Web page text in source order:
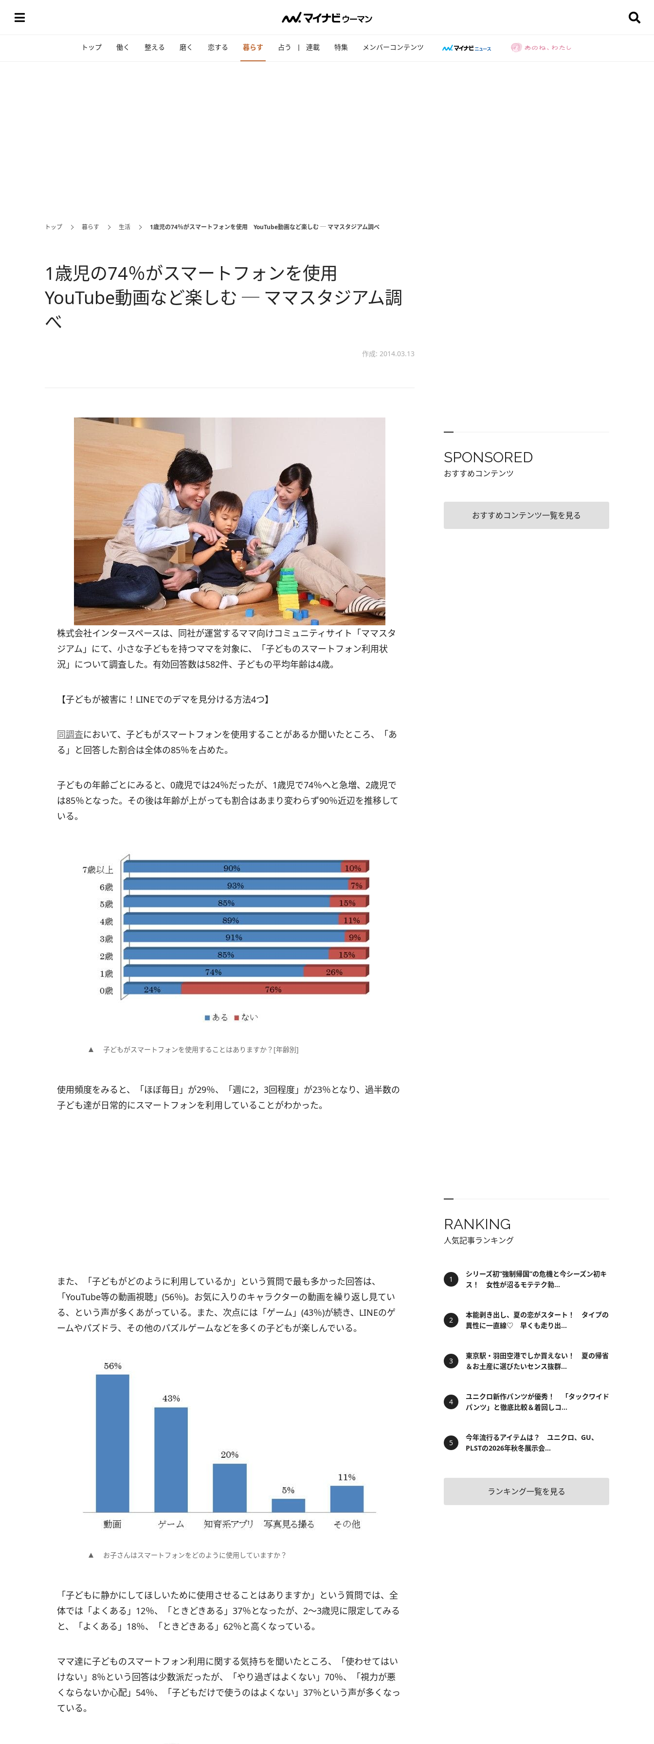
トップ 働く 整える 磨く 恋する 暮らす 占う 連載 特集 メンバーコンテンツ
トップ 暮らす 生活 1歳児の74％がスマートフォンを使用 YouTube動画など楽しむ ─ ママスタジアム調べ
1歳児の74％がスマートフォンを使用
YouTube動画など楽しむ ─ ママスタジアム調
べ
作成: 2014.03.13
株式会社インタースペースは、同社が運営するママ向けコミュニティサイト「ママスタ
ジアム」にて、小さな子どもを持つママを対象に、「子どものスマートフォン利用状
況」について調査した。有効回答数は582件、子どもの平均年齢は4歳。
【子どもが被害に！LINEでのデマを見分ける方法4つ】
同調査において、子どもがスマートフォンを使用することがあるか聞いたところ、「あ
る」と回答した割合は全体の85％を占めた。
子どもの年齢ごとにみると、0歳児では24％だったが、1歳児で74％へと急増、2歳児で
は85％となった。その後は年齢が上がっても割合はあまり変わらず90％近辺を推移して
いる。
子どもがスマートフォンを使用することはありますか？[年齢別]
使用頻度をみると、「ほぼ毎日」が29％、「週に2，3回程度」が23％となり、過半数の
子ども達が日常的にスマートフォンを利用していることがわかった。
また、「子どもがどのように利用しているか」という質問で最も多かった回答は、
「YouTube等の動画視聴」(56％)。お気に入りのキャラクターの動画を繰り返し見てい
る、という声が多くあがっている。また、次点には「ゲーム」(43％)が続き、LINEのゲ
ームやパズドラ、その他のパズルゲームなどを多くの子どもが楽しんでいる。
お子さんはスマートフォンをどのように使用していますか？
「子どもに静かにしてほしいために使用させることはありますか」という質問では、全
体では「よくある」12％、「ときどきある」37％となったが、2～3歳児に限定してみる
と、「よくある」18％、「ときどきある」62％と高くなっている。
ママ達に子どものスマートフォン利用に関する気持ちを聞いたところ、「使わせてはい
けない」8％という回答は少数派だったが、「やり過ぎはよくない」70％、「視力が悪
くならないか心配」54％、「子どもだけで使うのはよくない」37％という声が多くなっ
ている。
SPONSORED
おすすめコンテンツ
おすすめコンテンツ一覧を見る
RANKING
人気記事ランキング
シリーズ初“強制帰国”の危機と今シーズン初キ
ス！ 女性が沼るモテテク勃...
本能剥き出し、夏の恋がスタート！ タイプの
異性に一直線♡ 早くも走り出...
東京駅・羽田空港でしか買えない！ 夏の帰省
＆お土産に選びたいセンス抜群...
ユニクロ新作パンツが優秀！ 「タックワイド
パンツ」と徹底比較＆着回しコ...
今年流行るアイテムは？ ユニクロ、GU、
PLSTの2026年秋冬展示会...
ランキング一覧を見る